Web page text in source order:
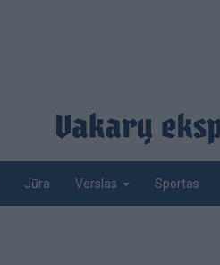
Jūra Verslas Sportas